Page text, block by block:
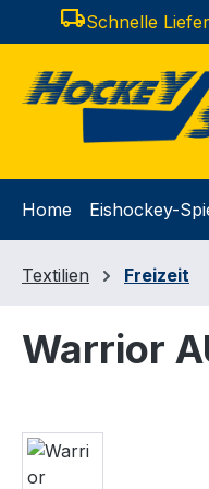
Hauptinhalt springen
Zur Suche springen
Zur Hauptnavigation
local_shippingSchnelle
Home Eishockey-
Textilien Freizeit
Warrior
Bildergalerie